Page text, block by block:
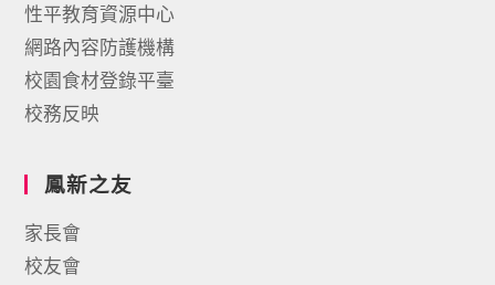
性平教育資源中心
網路內容防護機構
校園食材登錄平臺
校務反映
鳳新之友
家長會
校友會